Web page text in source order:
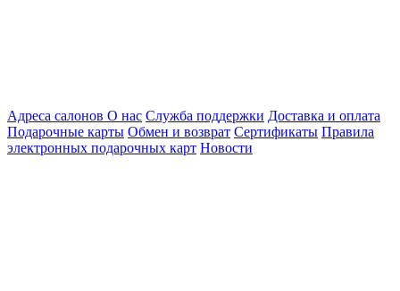
Адреса салонов О нас Служба поддержки Доставка и оплата
Подарочные карты Обмен и возврат Сертификаты Правила
электронных подарочных карт Новости